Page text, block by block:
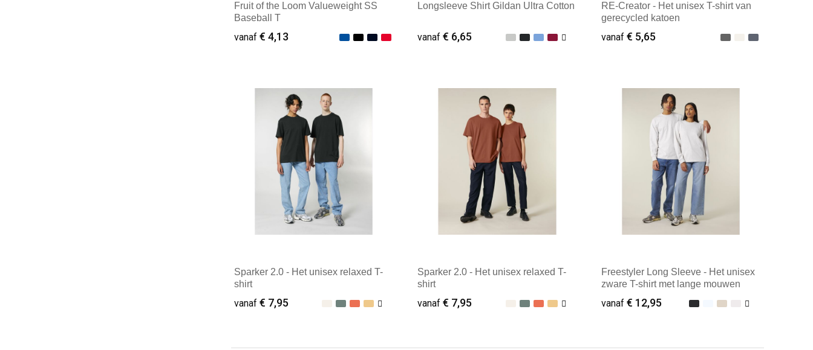
Fruit of the Loom Valueweight SS
Baseball T
vanaf € 4,13
Minimale afname: 25
Longsleeve Shirt Gildan Ultra Cotton
vanaf€ 6,65
Minimale afname: 25
RE-Creator - Het unisex T-shirt van
gerecycled katoen
vanaf € 5,65
Minimale afname: 25
Sparker 2.0 - Het unisex relaxed T-
shirt
vanaf € 7,95
Sparker 2.0 - Het unisex relaxed T-
shirt
vanaf€ 7,95
Freestyler Long Sleeve - Het unisex
zware T-shirt met lange mouwen
vanaf € 12,95